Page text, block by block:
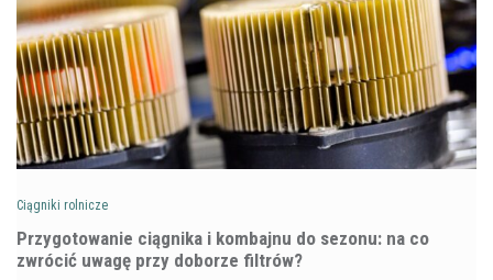
Ciągniki rolnicze
Przygotowanie ciągnika i kombajnu do sezonu: na co
zwrócić uwagę przy doborze filtrów?